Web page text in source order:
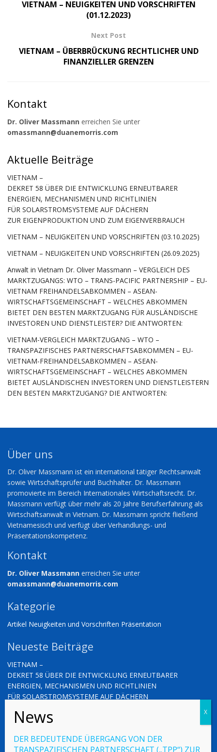
VIETNAM – NEUIGKEITEN UND VORSCHRIFTEN
(01.12.2023)
Next Post
VIETNAM – ÜBERBRÜCKUNG RECHTLICHER UND
FINANZIELLER GRENZEN
Kontakt
Dr. Oliver Massmann erreichen Sie unter
omassmann@duanemorris.com
Aktuelle Beiträge
VIETNAM –
DEKRET 58 ÜBER DIE ENTWICKLUNG ERNEUTBARER
ENERGIEN, MECHANISMEN UND RICHTLINIEN
FÜR SOLARSTROMSYSTEME AUF DÄCHERN
ZUR EIGENPRODUKTION UND ZUM EIGENVERBRAUCH
VIETNAM – NEUIGKEITEN UND VORSCHRIFTEN (03.10.2025)
VIETNAM – NEUIGKEITEN UND VORSCHRIFTEN (26.09.2025)
Anwalt in Vietnam Dr. Oliver Massmann – VERGLEICH DES
MARKTZUGANGS: WTO – TRANS-PACIFIC PARTNERSHIP – EU-
VIETNAM FREIHANDELSABKOMMEN – ASEAN-
WIRTSCHAFTSGEMEINSCHAFT – WELCHES ABKOMMEN
BIETET DEN BESTEN MARKTZUGANG FÜR AUSLÄNDISCHE
INVESTOREN UND DIENSTLEISTER? DIE ANTWORTEN:
VIETNAM-VERGLEICH MARKTZUGANG – WTO –
TRANSPAZIFISCHES PARTNERSCHAFTSABKOMMEN – EU-
VIETNAM-FREIHANDELSABKOMMEN – ASEAN-
WIRTSCHAFTSGEMEINSCHAFT – WELCHES ABKOMMEN
BIETET AUSLÄNDISCHEN INVESTOREN UND DIENSTLEISTERN
DEN BESTEN MARKTZUGANG? DIE ANTWORTEN:
Über uns
Dr. Oliver Massmann ist ein international tätiger Rechtsanwalt
sowie Wirtschaftsprüfer und Buchhalter. Dr. Massmann
promovierte im Bereich Internationales Wirtschaftsrecht. Dr.
Massmann verfügt über mehr als 20 Jahre Berufserfahrung als
Wirtschaftsanwalt in Vietnam. Dr. Massmann spricht fließend
Vietnamesisch und verfügt über Verhandlungs- und
Präsentationskompetenz.
Kontakt
Dr. Oliver Massmann erreichen Sie unter
omassmann@duanemorris.com
Kategorie
Artikel Neuigkeiten und Vorschriften Präsentation
Neueste Beiträge
VIETNAM –
DEKRET 58 ÜBER DIE ENTWICKLUNG ERNEUTBARER
ENERGIEN, MECHANISMEN UND RICHTLINIEN
FÜR SOLARSTROMSYSTEME AUF DÄCHERN
VIETNAM – NEUIGKEITEN UND VORSCHRIFTEN (03.10.2025)
VIETNAM – NEUIGKEITEN UND VORSCHRIFTEN (26.09.2025)
DER BEDEUTENDE ÜBERGANG VON DER
TRANSPAZIFISCHEN PARTNERSCHAFT („TPP“) ZUR